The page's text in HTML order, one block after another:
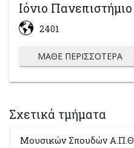
Ιόνιο Πανεπιστήμιο
2401
ΜΆΘΕ ΠΕΡΙΣΣΌΤΕΡΑ
Σχετικά τμήματα
Μουσικών Σπουδών Α.Π.Θ